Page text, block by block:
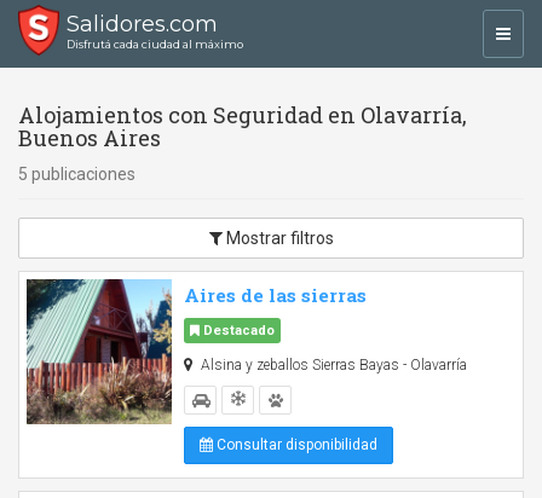
Salidores.com
Disfrutá cada ciudad al máximo
Alojamientos con Seguridad en Olavarría,
Buenos Aires
5 publicaciones
Mostrar filtros
Aires de las sierras
Destacado
Alsina y zeballos Sierras Bayas - Olavarría
Consultar disponibilidad